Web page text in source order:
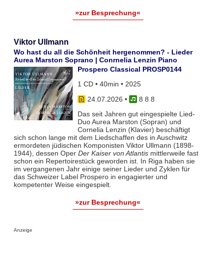
»zur Besprechung«
Viktor Ullmann
Wo hast du all die Schönheit hergenommen? - Lieder
Aurea Marston Soprano | Conrnelia Lenzin Piano
Prospero Classical PROSP0144
1 CD • 40min • 2025
24.07.2026 •
8 8 8
Das seit Jahren gut eingespielte Lied-
Duo Aurea Marston (Sopran) und
Cornelia Lenzin (Klavier) beschäftigt
sich schon lange mit dem Liedschaffen des in Auschwitz
ermordeten jüdischen Komponisten Viktor Ullmann (1898-
1944), dessen Oper Der Kaiser von Atlantismittlerweile fast
schon ein Repertoirestück geworden ist. In Riga haben sie
im vergangenen Jahr einige seiner Lieder und Zyklen für
das Schweizer Label Prospero in engagierter und
kompetenter Weise eingespielt.
»zur Besprechung«
Anzeige